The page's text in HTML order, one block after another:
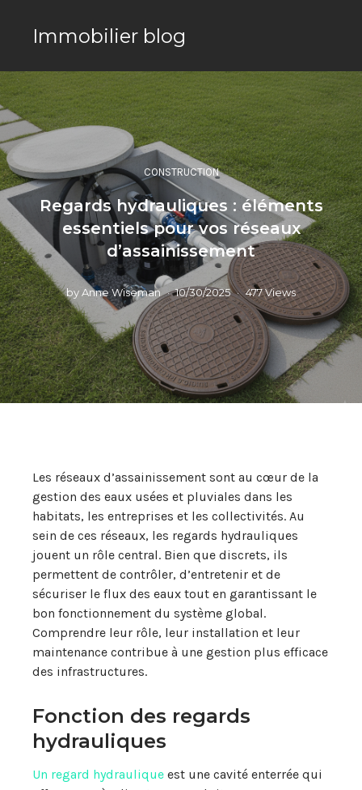
Immobilier blog
CONSTRUCTION
Regards hydrauliques : éléments
essentiels pour vos réseaux
d’assainissement
byAnne Wiseman 10/30/2025 477 Views
Les réseaux d’assainissement sont au cœur de la
gestion des eaux usées et pluviales dans les
habitats, les entreprises et les collectivités. Au
sein de ces réseaux, les regards hydrauliques
jouent un rôle central. Bien que discrets, ils
permettent de contrôler, d’entretenir et de
sécuriser le flux des eaux tout en garantissant le
bon fonctionnement du système global.
Comprendre leur rôle, leur installation et leur
maintenance contribue à une gestion plus efficace
des infrastructures.
Fonction des regards
hydrauliques
Un regard hydraulique est une cavité enterrée qui